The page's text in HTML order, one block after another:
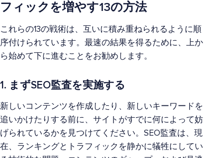
フィックを増やす13の方法
これらの13の戦術は、互いに積み重ねられるように順
序付けられています。最速の結果を得るために、上か
ら始めて下に進むことをお勧めします。
1. まずSEO監査を実施する
新しいコンテンツを作成したり、新しいキーワードを
追いかけたりする前に、サイトがすでに何によって妨
げられているかを見つけてください。SEO監査は、現
在、ランキングとトラフィックを静かに犠牲にしてい